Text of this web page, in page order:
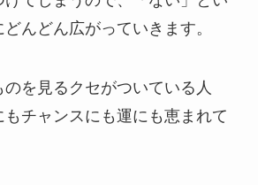
んどん広がっていきます。
のを見るクセがついている人
チャンスにも運にも恵まれて